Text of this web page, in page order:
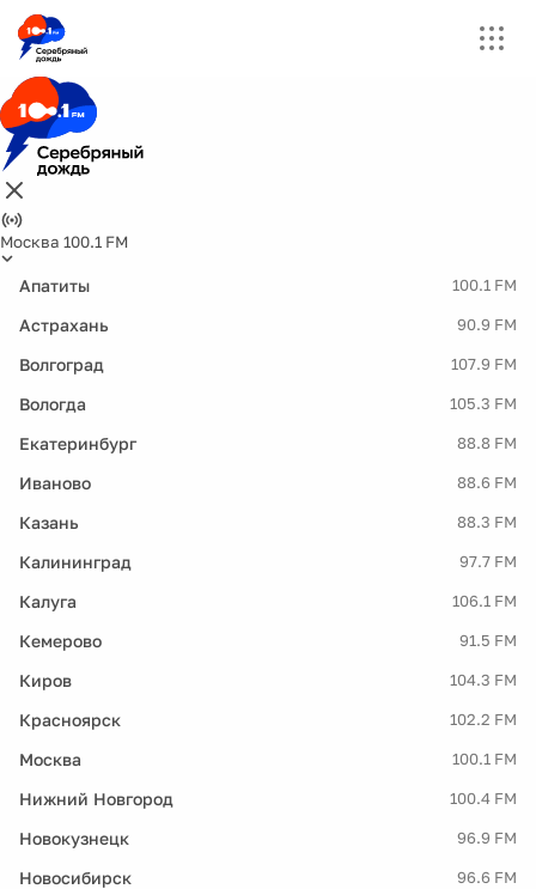
Москва 100.1 FM
Апатиты 100.1 FM
Астрахань 90.9 FM
Волгоград 107.9 FM
Вологда 105.3 FM
Екатеринбург 88.8 FM
Иваново 88.6 FM
Казань 88.3 FM
Калининград 97.7 FM
Калуга 106.1 FM
Кемерово 91.5 FM
Киров 104.3 FM
Красноярск 102.2 FM
Москва 100.1 FM
Нижний Новгород 100.4 FM
Новокузнецк 96.9 FM
Новосибирск 96.6 FM